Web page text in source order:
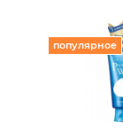
популярное